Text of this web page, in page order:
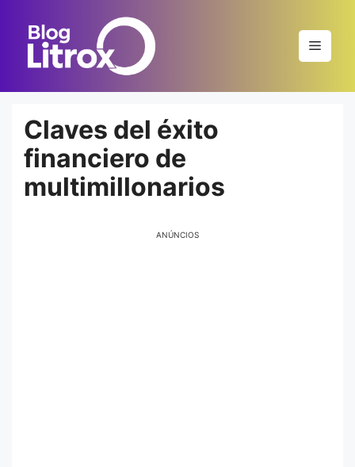
contenido
Menú
Claves del éxito
financiero de
multimillonarios
ANÚNCIOS